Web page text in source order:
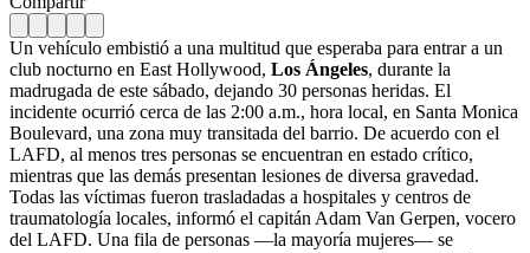
Un vehículo embistió a una multitud que esperaba para entrar a un
club nocturno en East Hollywood, Los Ángeles, durante la
madrugada de este sábado, dejando 30 personas heridas. El
incidente ocurrió cerca de las 2:00 a.m., hora local, en Santa Monica
Boulevard, una zona muy transitada del barrio. De acuerdo con el
LAFD, al menos tres personas se encuentran en estado crítico,
mientras que las demás presentan lesiones de diversa gravedad.
Todas las víctimas fueron trasladadas a hospitales y centros de
traumatología locales, informó el capitán Adam Van Gerpen, vocero
del LAFD. Una fila de personas —la mayoría mujeres— se